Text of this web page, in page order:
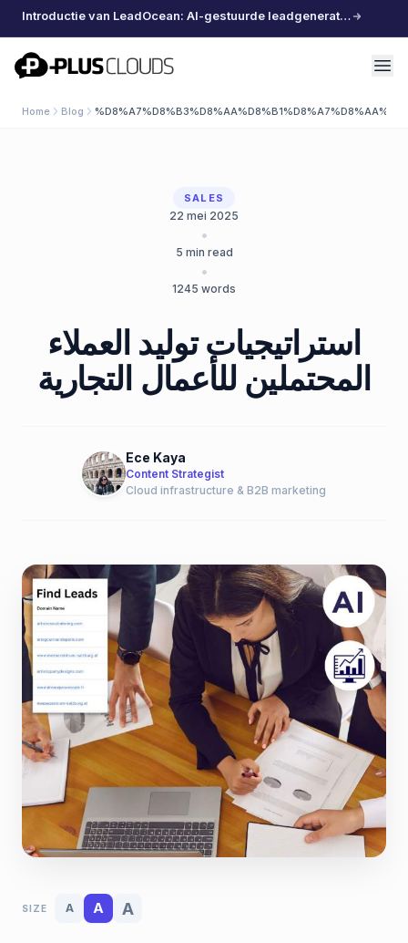
Introductie van LeadOcean: AI-gestuurde leadgeneratie, samengestelde data, moeiteloos schalen
PlusClouds
Home Blog
SALES
22 mei 2025
•
5 min read
•
1245 words
استراتيجيات توليد العملاء
المحتملين للأعمال التجارية
Ece Kaya
Content Strategist
Cloud infrastructure & B2B marketing
SIZE A A A